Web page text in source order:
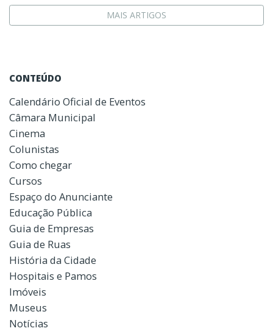
MAIS ARTIGOS
CONTEÚDO
Calendário Oficial de Eventos
Câmara Municipal
Cinema
Colunistas
Como chegar
Cursos
Espaço do Anunciante
Educação Pública
Guia de Empresas
Guia de Ruas
História da Cidade
Hospitais e Pamos
Imóveis
Museus
Notícias